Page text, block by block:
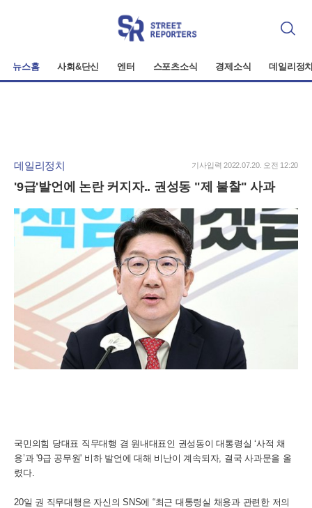
검
뉴스홈 사회&단신 엔터 스포츠소식 경제소식 데일리정
데일리정치
'9급'발언에 논란 커지자.. 권성동 "제 불찰" 사과
기사입력 2022.07.20. 오전 12:20
국민의힘 당대표 직무대행 겸 원내대표인 권성동이 대통령실 ‘사적 채
용’과 '9급 공무원' 비하 발언에 대해 비난이 계속되자, 결국 사과문을 올
렸다.
20일 권 직무대행은 자신의 SNS에 “최근 대통령실 채용과 관련한 저의